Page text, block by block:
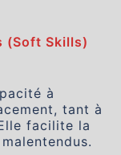
(Soft Skills)
à
tant à
facilite la